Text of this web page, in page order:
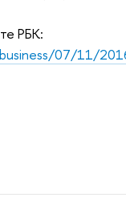
РБК:
07/11/